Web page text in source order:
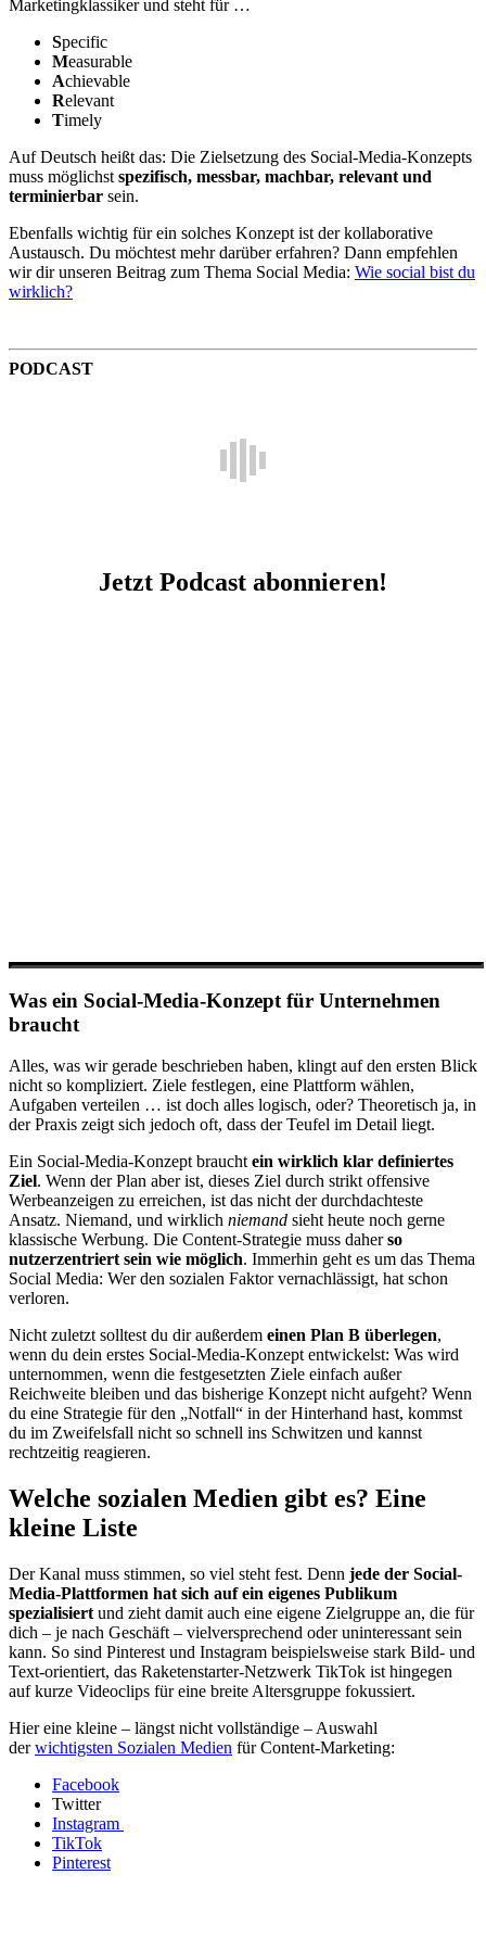
Marketingklassiker und steht für …
Specific
Measurable
Achievable
Relevant
Timely
Auf Deutsch heißt das: Die Zielsetzung des Social-Media-Konzepts
muss möglichst spezifisch, messbar, machbar, relevant und
terminierbar sein.
Ebenfalls wichtig für ein solches Konzept ist der kollaborative
Austausch. Du möchtest mehr darüber erfahren? Dann empfehlen
wir dir unseren Beitrag zum Thema Social Media: Wie social bist du
wirklich?
PODCAST
Jetzt Podcast abonnieren!
Was ein Social-Media-Konzept für Unternehmen
braucht
Alles, was wir gerade beschrieben haben, klingt auf den ersten Blick
nicht so kompliziert. Ziele festlegen, eine Plattform wählen,
Aufgaben verteilen … ist doch alles logisch, oder? Theoretisch ja, in
der Praxis zeigt sich jedoch oft, dass der Teufel im Detail liegt.
Ein Social-Media-Konzept braucht ein wirklich klar definiertes
Ziel. Wenn der Plan aber ist, dieses Ziel durch strikt offensive
Werbeanzeigen zu erreichen, ist das nicht der durchdachteste
Ansatz. Niemand, und wirklich niemand sieht heute noch gerne
klassische Werbung. Die Content-Strategie muss daherso
nutzerzentriert sein wie möglich. Immerhin geht es um das Thema
Social Media: Wer den sozialen Faktor vernachlässigt, hat schon
verloren.
Nicht zuletzt solltest du dir außerdem einen Plan B überlegen,
wenn du dein erstes Social-Media-Konzept entwickelst: Was wird
unternommen, wenn die festgesetzten Ziele einfach außer
Reichweite bleiben und das bisherige Konzept nicht aufgeht? Wenn
du eine Strategie für den „Notfall“ in der Hinterhand hast, kommst
du im Zweifelsfall nicht so schnell ins Schwitzen und kannst
rechtzeitig reagieren.
Welche sozialen Medien gibt es? Eine
kleine Liste
Der Kanal muss stimmen, so viel steht fest. Denn jede der Social-
Media-Plattformen hat sich auf ein eigenes Publikum
spezialisiert und zieht damit auch eine eigene Zielgruppe an, die für
dich – je nach Geschäft – vielversprechend oder uninteressant sein
kann. So sind Pinterest und Instagram beispielsweise stark Bild- und
Text-orientiert, das Raketenstarter-Netzwerk TikTok ist hingegen
auf kurze Videoclips für eine breite Altersgruppe fokussiert.
Hier eine kleine – längst nicht vollständige – Auswahl
derwichtigsten Sozialen Medien für Content-Marketing:
Facebook
Twitter
Instagram
TikTok
Pinterest